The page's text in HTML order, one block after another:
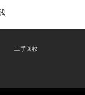
二手回收